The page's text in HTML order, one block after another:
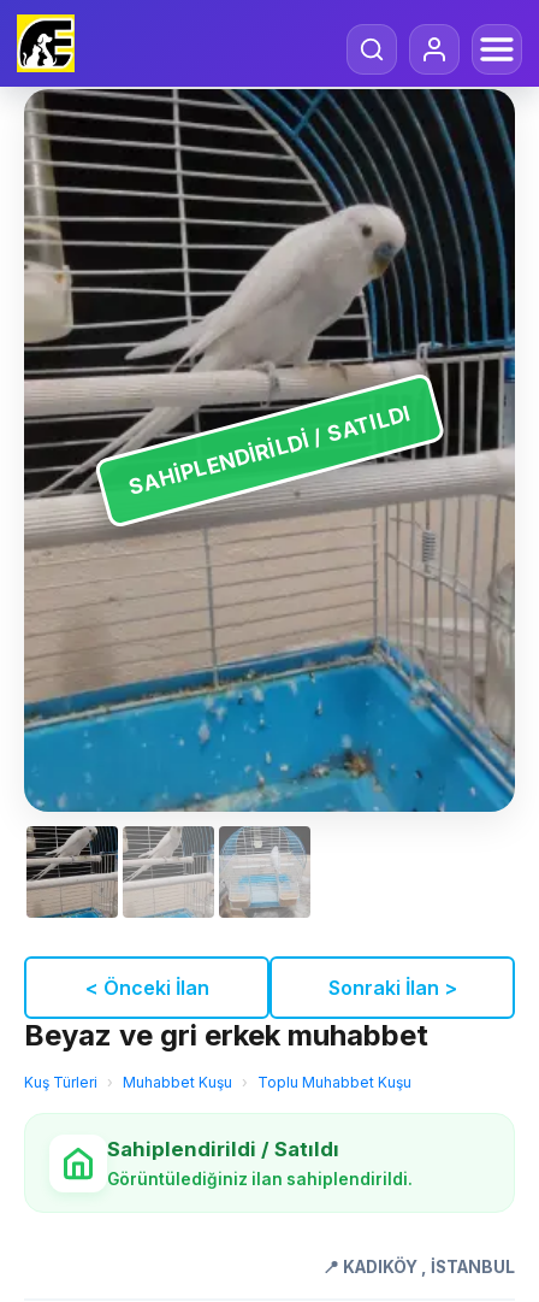
SAHIPLENDIRILDI / SATILDI
< Önceki İlan Sonraki İlan >
Beyaz ve gri erkek muhabbet
Kuş Türleri › Muhabbet Kuşu › Toplu Muhabbet Kuşu
Sahiplendirildi / Satıldı
Görüntülediğiniz ilan sahiplendirildi.
📍 KADIKÖY İSTANBUL